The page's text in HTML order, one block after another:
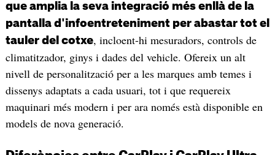
que amplia la seva integració més enllà de la
pantalla d'infoentreteniment per abastar tot el
tauler del cotxe, incloent-hi mesuradors, controls de
climatitzador, ginys i dades del vehicle. Ofereix un alt
nivell de personalització per a les marques amb temes i
dissenys adaptats a cada usuari, tot i que requereix
maquinari més modern i per ara només està disponible en
models de nova generació.